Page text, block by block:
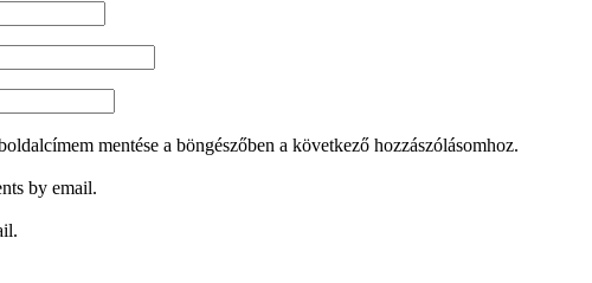
mentése a böngészőben a következő hozzászólásomhoz.
by email.